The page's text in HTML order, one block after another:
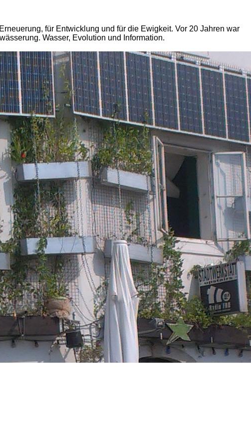
für Entwicklung und für die Ewigkeit. Vor 20 Jahren war
Wasser, Evolution und Information.